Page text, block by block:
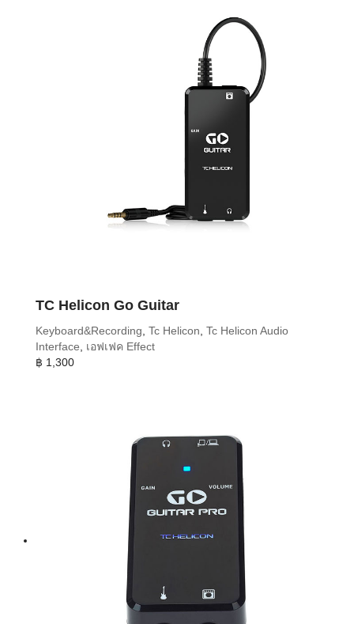
TC Helicon Go Guitar
Keyboard&Recording Tc Helicon Tc Helicon Audio
Interface
เอฟเฟค Effect
฿ 1,300